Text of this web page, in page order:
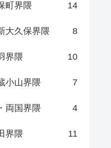
町界隈 14
大久保界隈 8
界隈 10
小山界隈 7
両国界隈 4
界隈 11